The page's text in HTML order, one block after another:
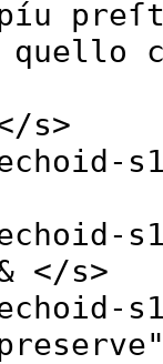
s>
</s>